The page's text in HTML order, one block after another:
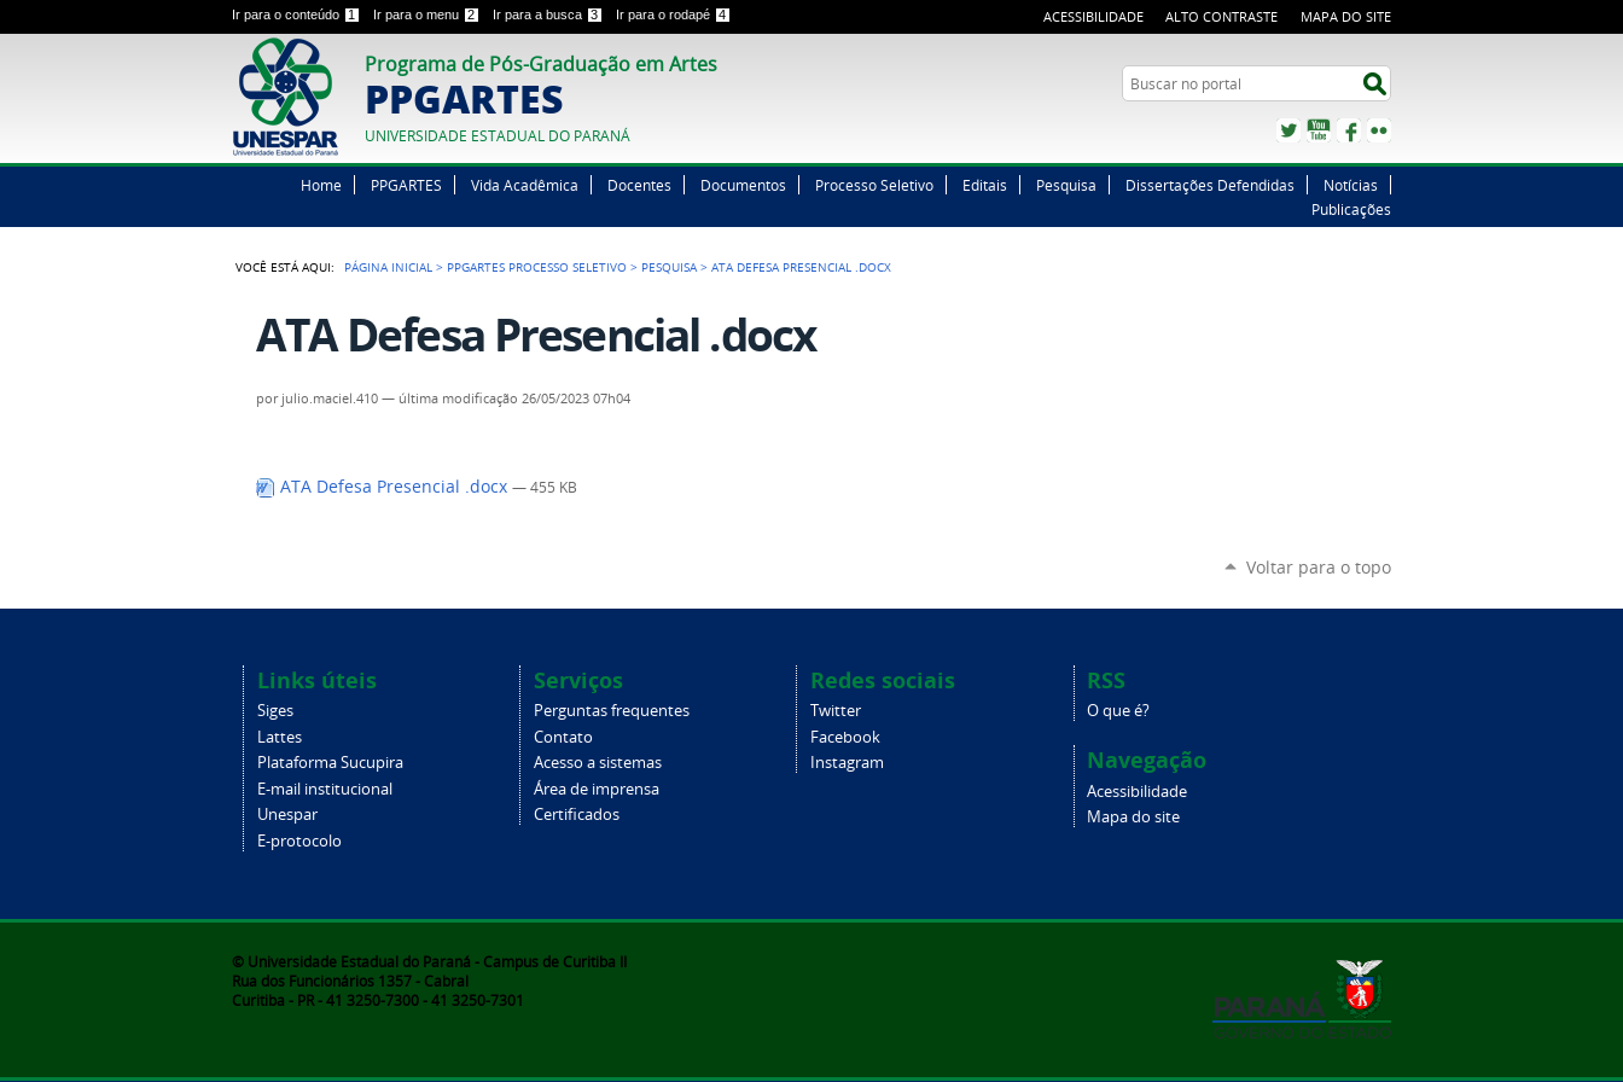
Ir para o conteúdo 1 Ir para o menu 2 Ir para a busca 3 Ir para o rodapé 4 ACESSIBILIDADE ALTO CONTRASTE MAPA DO SITE
Programa de Pós-Graduação em Artes
PPGARTES
UNIVERSIDADE ESTADUAL DO PARANÁ
Buscar no portal
TwitterYouTubeFacebook
Home PPGARTES Vida Acadêmica Docentes Documentos Processo Seletivo Editais Pesquisa Dissertações Defendidas
Notícias
Publicações
VOCÊ ESTÁ AQUI: PÁGINA INICIAL > PPGARTES PROCESSO SELETIVO > PESQUISA >ATA DEFESA PRESENCIAL .DOCX
ATA Defesa Presencial .docx
por julio.maciel.410— última modificação 26/05/2023 07h04
ATA Defesa Presencial .docx — 455 KB
Voltar para o topo
Links úteis
Siges
Lattes
Plataforma Sucupira
E-mail institucional
Unespar
E-protocolo
Serviços
Perguntas frequentes
Contato
Acesso a sistemas
Área de imprensa
Certificados
Redes sociais
Twitter
Facebook
Instagram
RSS
O que é?
Navegação
Acessibilidade
Mapa do site
© Universidade Estadual do Paraná - Campus de Curitiba II
Rua dos Funcionários 1357 - Cabral
Curitiba - PR - 41 3250-7300 - 41 3250-7301